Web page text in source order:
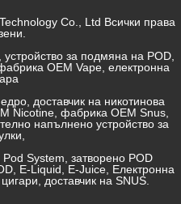
Co., Ltd Всички права
за подмяна на POD,
OEM Vape, електронна
доставчик на никотинова
Nicotine, фабрика OEM Snus,
напълнено устройство за
System, затворено POD
E-Liquid, E-Juice, Електронна
доставчик на SNUS.